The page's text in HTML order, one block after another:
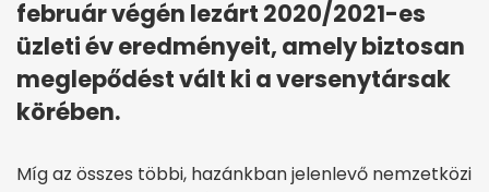
február végén lezárt 2020/2021-es
üzleti év eredményeit, amely biztosan
meglepődést vált ki a versenytársak
körében.
Míg az összes többi, hazánkban jelenlevő nemzetközi